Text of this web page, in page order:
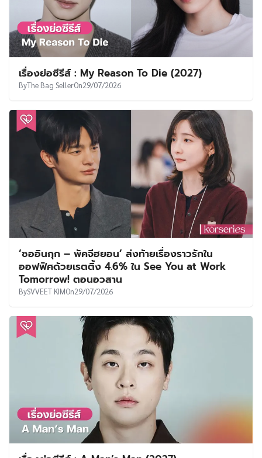
เรื่องย่อซีรีส์ : My Reason To Die (2027)
ByThe Bag SellerOn29/07/2026
‘ซออินกุก – พัคจีฮยอน’ ส่งท้ายเรื่องราวรักใน
ออฟฟิศด้วยเรตติ้ง 4.6% ใน See You at Work
Tomorrow! ตอนอวสาน
BySVVEET KIMOn29/07/2026